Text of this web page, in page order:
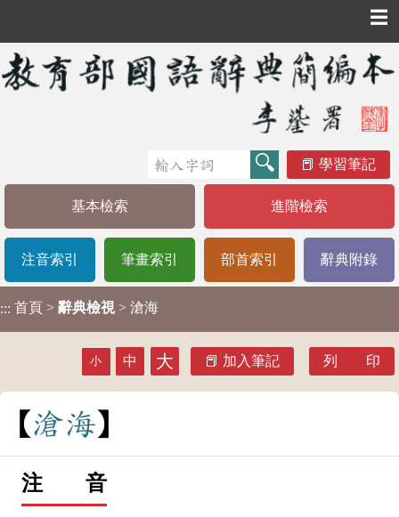
☰
學習筆記
基本檢索 進階檢索
注音索引 筆畫索引 部首索引 辭典附錄
::: 首頁 > 辭典檢視 > 滄海
小 中 大 加入筆記 列 印
滄海
注 音